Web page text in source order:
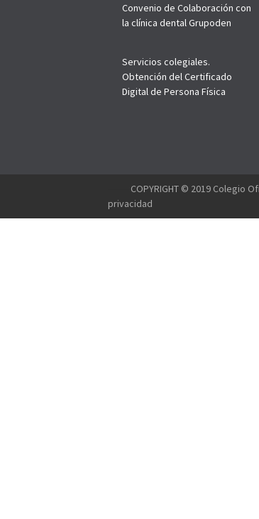
Convenio de Colaboración con
la clínica dental Grupoden
Servicios colegiales.
Obtención del Certificado
Digital de Persona Física
COPYRIGHT © 2019 Colegio
privacidad